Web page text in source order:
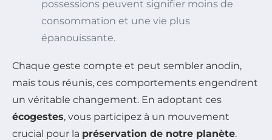
possessions peuvent signifier moins de
consommation et une vie plus
épanouissante.
Chaque geste compte et peut sembler anodin,
mais tous réunis, ces comportements engendrent
un véritable changement. En adoptant ces
écogestes, vous participez à un mouvement
crucial pour la préservation de notre planète.